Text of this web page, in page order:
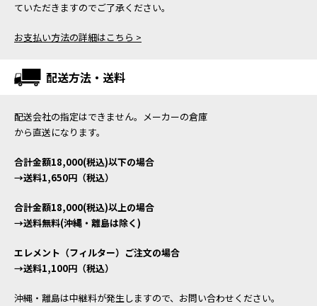
ていただきますのでご了承ください。
お支払い方法の詳細はこちら >
配送方法・送料
配送会社の指定はできません。メーカーの倉庫
から直送になります。
合計金額18,000(税込)以下の場合
→送料1,650円（税込）
合計金額18,000(税込)以上の場合
→送料無料(沖縄・離島は除く)
エレメント（フィルター）ご注文の場合
→送料1,100円（税込）
沖縄・離島は中継料が発生しますので、お問い合わせください。